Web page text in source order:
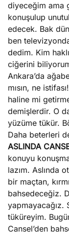
diyeceğim ama
konuşulup
edecek. Bak
ben
dedim. Kim
ciğerini
Ankara’da
mısın, ne
haline mi
demişlerdir. O
yüzüme tükür.
Daha beterleri
ASLINDA
konuyu
lazım. Aslında
bir maçtan,
bahsedeceğiz.
yapmayacağız.
tüküreyim.
Cansel’den